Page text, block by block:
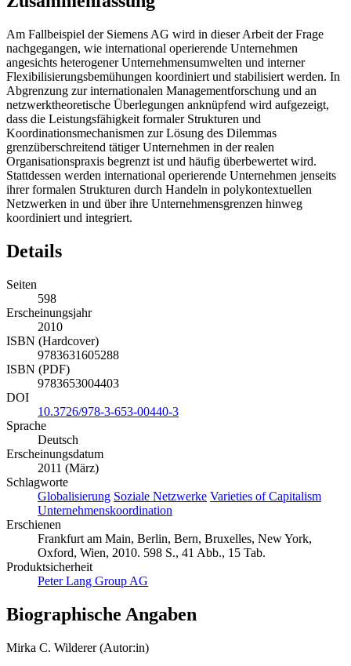
nachgegangen, wie international operierende Unternehmen
angesichts heterogener Unternehmensumwelten und interner
Flexibilisierungsbemühungen koordiniert und stabilisiert werden. In
Abgrenzung zur internationalen Managementforschung und an
netzwerktheoretische Überlegungen anknüpfend wird aufgezeigt,
dass die Leistungsfähigkeit formaler Strukturen und
Koordinationsmechanismen zur Lösung des Dilemmas
grenzüberschreitend tätiger Unternehmen in der realen
Organisationspraxis begrenzt ist und häufig überbewertet wird.
Stattdessen werden international operierende Unternehmen jenseits
ihrer formalen Strukturen durch Handeln in polykontextuellen
Netzwerken in und über ihre Unternehmensgrenzen hinweg
koordiniert und integriert.
Erscheinungsjahr
2010
ISBN (Hardcover)
9783631605288
ISBN (PDF)
9783653004403
Sprache
Deutsch
Erscheinungsdatum
2011 (März)
Schlagworte
Globalisierung
Unternehmenskoordination
Erschienen
Frankfurt am Main, Berlin, Bern, Bruxelles, New York,
Oxford, Wien, 2010. 598 S., 41 Abb., 15 Tab.
Produktsicherheit
Peter Lang Group AG